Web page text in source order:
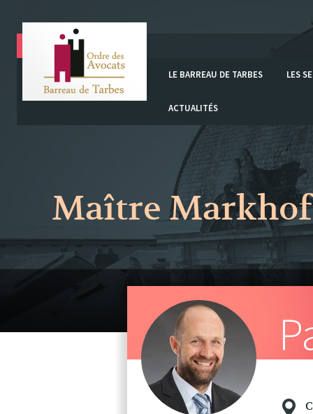
LE BARREAU DE TARBES LES
ACTUALITÉS
Maître